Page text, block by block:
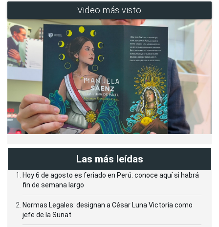
Video más visto
Las más leídas
Hoy 6 de agosto es feriado en Perú: conoce aquí si habrá
fin de semana largo
Normas Legales: designan a César Luna Victoria como
jefe de la Sunat